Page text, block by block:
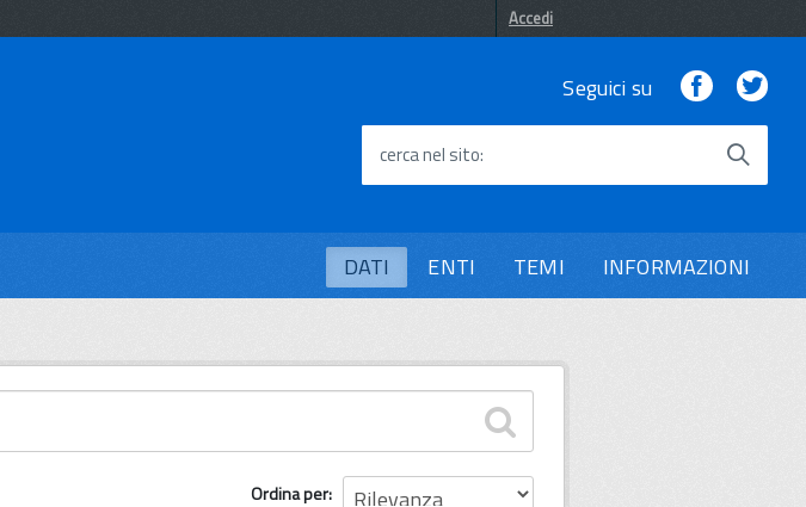
Accedi
Seguici su Facebook
cerca nel sito
DATI ENTI TEMI INFORMAZIONI
Ordina per